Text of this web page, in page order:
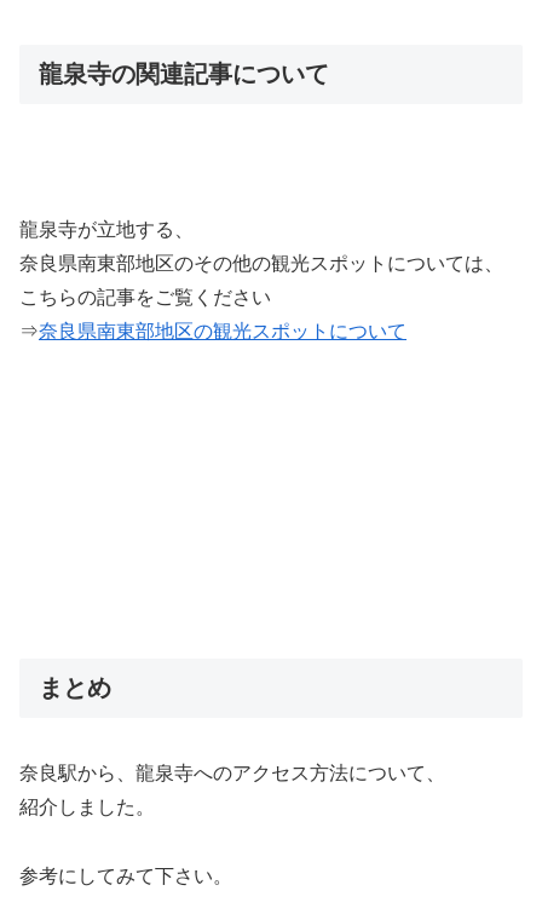
龍泉寺の関連記事について
龍泉寺が立地する、
奈良県南東部地区のその他の観光スポットについては、
こちらの記事をご覧ください
⇒奈良県南東部地区の観光スポットについて
まとめ
奈良駅から、龍泉寺へのアクセス方法について、
紹介しました。
参考にしてみて下さい。